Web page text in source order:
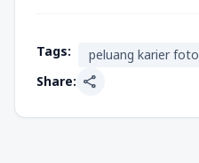
Tags:
peluang karier
Share: share